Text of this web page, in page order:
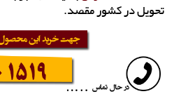
تحویل در کشور مقصد.